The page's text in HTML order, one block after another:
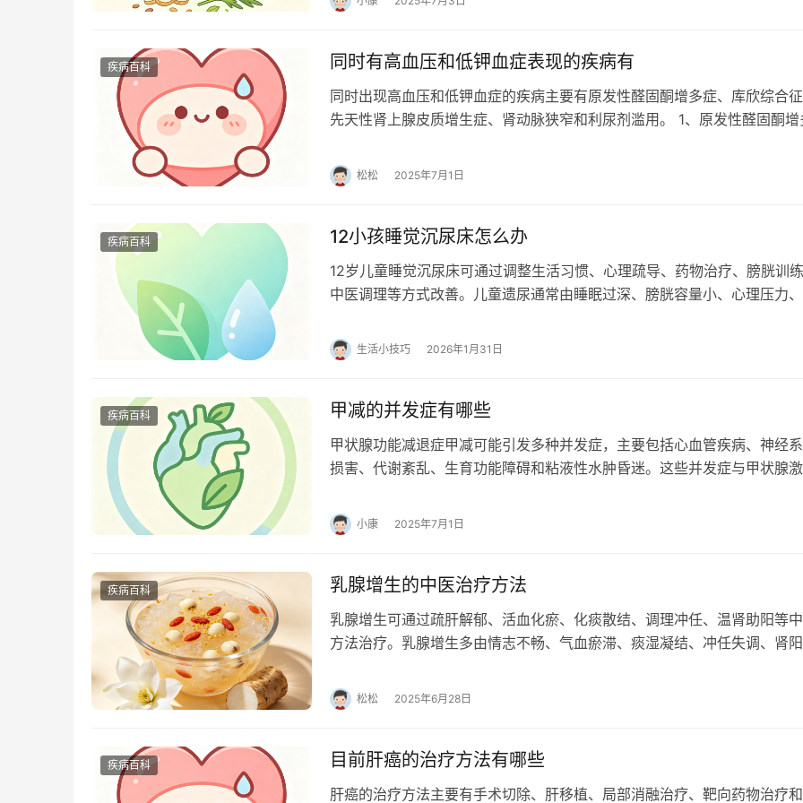
疾病百科 同时有高血压和低钾血症表现的疾病有
同时出现高血压和低钾血症的疾病主要有原发性醛固酮增多症、库欣综合征
先天性肾上腺皮质增生症、肾动脉狭窄和利尿剂滥用。 1、原发性醛固酮增
松松 2025年7月1日
疾病百科 12小孩睡觉沉尿床怎么办
12岁儿童睡觉沉尿床可通过调整生活习惯、心理疏导、药物治疗、膀胱训练
中医调理等方式改善。儿童遗尿通常由睡眠过深、膀胱容量小、心理压力、
生活小技巧 2026年1月31日
疾病百科 甲减的并发症有哪些
甲状腺功能减退症甲减可能引发多种并发症，主要包括心血管疾病、神经
损害、代谢紊乱、生育功能障碍和粘液性水肿昏迷。这些并发症与甲状腺激
小康 2025年7月1日
疾病百科 乳腺增生的中医治疗方法
乳腺增生可通过疏肝解郁、活血化瘀、化痰散结、调理冲任、温肾助阳等
方法治疗。乳腺增生多由情志不畅、气血瘀滞、痰湿凝结、冲任失调、肾阳
松松 2025年6月28日
疾病百科 目前肝癌的治疗方法有哪些
肝癌的治疗方法主要有手术切除、肝移植、局部消融治疗、靶向药物治疗